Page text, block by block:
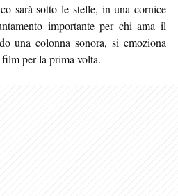
sarà sotto le stelle, in una cornice
importante per chi ama il
una colonna sonora, si emoziona
film per la prima volta.